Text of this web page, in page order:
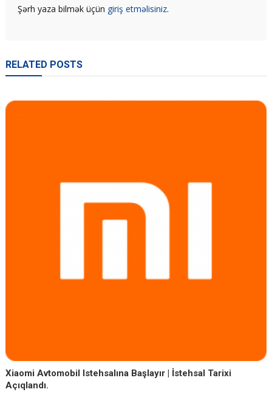
Şərh yaza bilmək üçün giriş etməlisiniz.
RELATED POSTS
Xiaomi Avtomobil Istehsalına Başlayır | İstehsal Tarixi
Açıqlandı.